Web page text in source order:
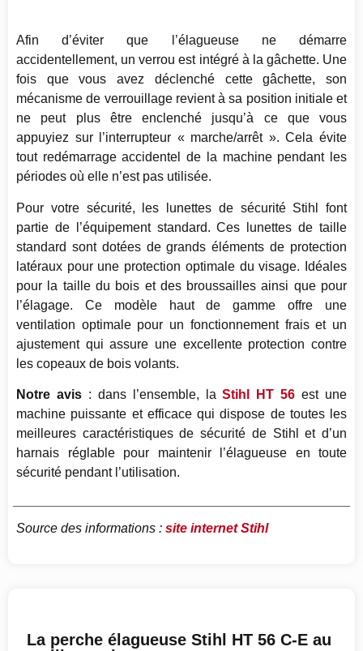
Afin d’éviter que l’élagueuse ne démarre
accidentellement, un verrou est intégré à la gâchette. Une
fois que vous avez déclenché cette gâchette, son
mécanisme de verrouillage revient à sa position initiale et
ne peut plus être enclenché jusqu’à ce que vous
appuyiez sur l’interrupteur « marche/arrêt ». Cela évite
tout redémarrage accidentel de la machine pendant les
périodes où elle n’est pas utilisée.
Pour votre sécurité, les lunettes de sécurité Stihl font
partie de l’équipement standard. Ces lunettes de taille
standard sont dotées de grands éléments de protection
latéraux pour une protection optimale du visage. Idéales
pour la taille du bois et des broussailles ainsi que pour
l’élagage. Ce modèle haut de gamme offre une
ventilation optimale pour un fonctionnement frais et un
ajustement qui assure une excellente protection contre
les copeaux de bois volants.
Notre avis: dans l’ensemble, laStihl HT 56 est une
machine puissante et efficace qui dispose de toutes les
meilleures caractéristiques de sécurité de Stihl et d’un
harnais réglable pour maintenir l’élagueuse en toute
sécurité pendant l’utilisation.
Source des informations : site internet Stihl
La perche élagueuse Stihl HT 56 C-E au